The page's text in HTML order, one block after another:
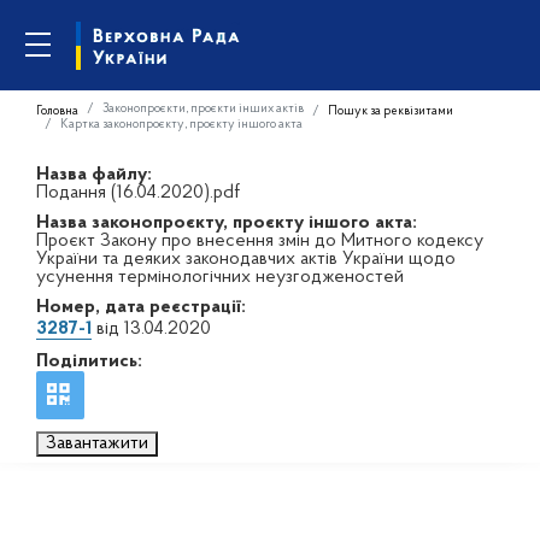
Головна Законопроєкти, проєкти інших актів
Пошук за реквізитами
Картка законопроєкту, проєкту іншого акта
Назва файлу:
Подання (16.04.2020).pdf
Назва законопроєкту, проєкту іншого акта:
Проєкт Закону про внесення змін до Митного кодексу
України та деяких законодавчих актів України щодо
усунення термінологічних неузгодженостей
Номер, дата реєстрації:
3287-1 від 13.04.2020
Поділитись:
Завантажити